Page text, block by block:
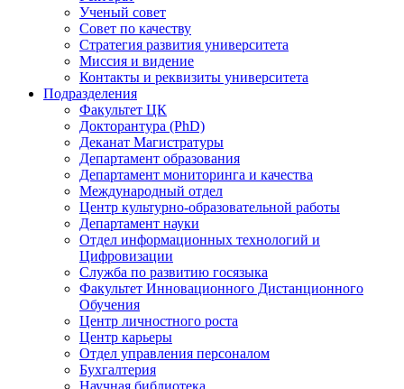
Ученый совет
Совет по качеству
Стратегия развития университета
Миссия и видение
Контакты и реквизиты университета
Подразделения
Факультет ЦК
Докторантура (PhD)
Деканат Магистратуры
Департамент образования
Департамент мониторинга и качества
Международный отдел
Центр культурно-образовательной работы
Департамент науки
Отдел информационных технологий и
Цифровизации
Служба по развитию госязыка
Факультет Инновационного Дистанционного
Обучения
Центр личностного роста
Центр карьеры
Отдел управления персоналом
Бухгалтерия
Научная библиотека